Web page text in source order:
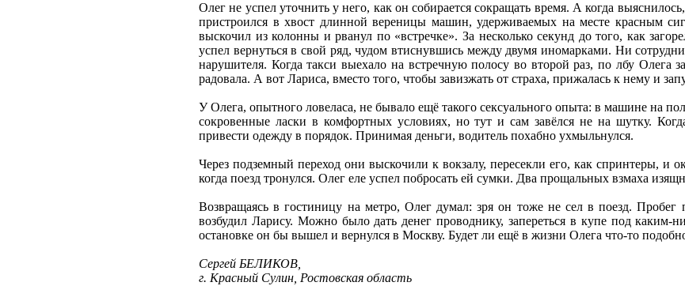
Олег не успел уточнить у него, как он собирается сокращать время. А когда
пристроился в хвост длинной вереницы машин, удерживаемых на месте красным
выскочил из колонны и рванул по «встречке». За несколько секунд до того, как
успел вернуться в свой ряд, чудом втиснувшись между двумя иномарками. Ни
нарушителя. Когда такси выехало на встречную полосу во второй раз, по лбу Олега
радовала. А вот Лариса, вместо того, чтобы завизжать от страха, прижалась к нему и
У Олега, опытного ловеласа, не бывало ещё такого сексуального опыта: в машине на
сокровенные ласки в комфортных условиях, но тут и сам завёлся не на шутку.
привести одежду в порядок. Принимая деньги, водитель похабно ухмыльнулся.
Через подземный переход они выскочили к вокзалу, пересекли его, как спринтеры, и
когда поезд тронулся. Олег еле успел побросать ей сумки. Два прощальных взмаха
Возвращаясь в гостиницу на метро, Олег думал: зря он тоже не сел в поезд.
возбудил Ларису. Можно было дать денег проводнику, запереться в купе под
остановке он бы вышел и вернулся в Москву. Будет ли ещё в жизни Олега что-то
Сергей БЕЛИКОВ,
г. Красный Сулин, Ростовская область